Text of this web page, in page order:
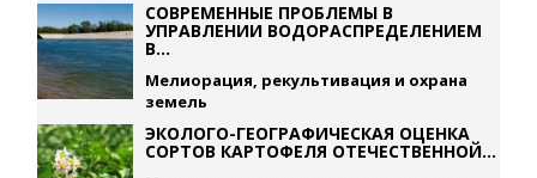
СОВРЕМЕННЫЕ ПРОБЛЕМЫ В
УПРАВЛЕНИИ ВОДОРАСПРЕДЕЛЕНИЕМ
В...
Мелиорация, рекультивация и охрана
земель
ЭКОЛОГО-ГЕОГРАФИЧЕСКАЯ ОЦЕНКА
СОРТОВ КАРТОФЕЛЯ ОТЕЧЕСТВЕННОЙ...